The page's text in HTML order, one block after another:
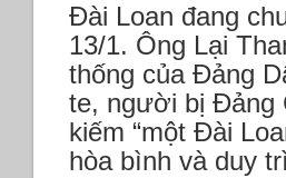
Đài Loan đang
13/1. Ông Lại
thống của Đảng
te, người bị Đảng
kiếm “một Đài
hòa bình và duy